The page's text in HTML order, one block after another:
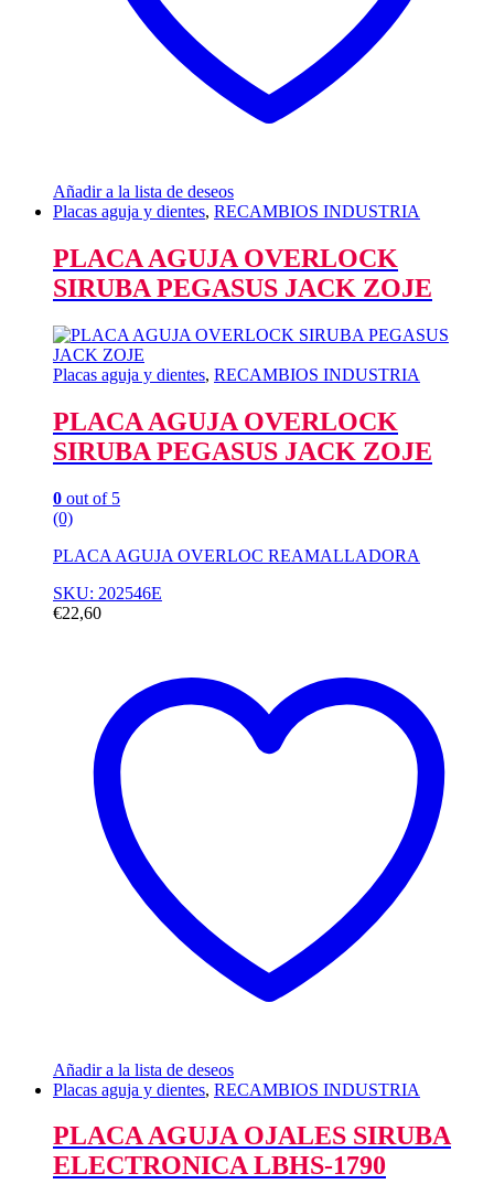
Añadir a la lista de deseos
Placas aguja y dientes, RECAMBIOS INDUSTRIA
PLACA AGUJA OVERLOCK
SIRUBA PEGASUS JACK ZOJE
Placas aguja y dientes, RECAMBIOS INDUSTRIA
PLACA AGUJA OVERLOCK
SIRUBA PEGASUS JACK ZOJE
0 out of 5
(0)
PLACA AGUJA OVERLOC REAMALLADORA
SKU: 202546E
€22,60
Añadir a la lista de deseos
Placas aguja y dientes, RECAMBIOS INDUSTRIA
PLACA AGUJA OJALES SIRUBA
ELECTRONICA LBHS-1790